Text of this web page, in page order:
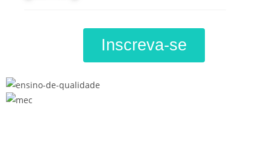
Inscreva-se